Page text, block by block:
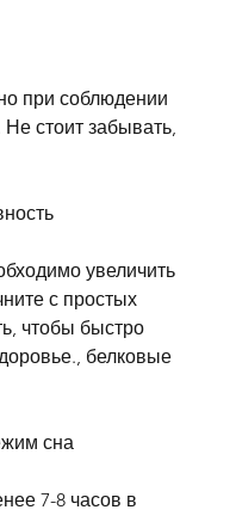
при соблюдении
стоит забывать,
увеличить
с простых
чтобы быстро
белковые
сна
7-8 часов в